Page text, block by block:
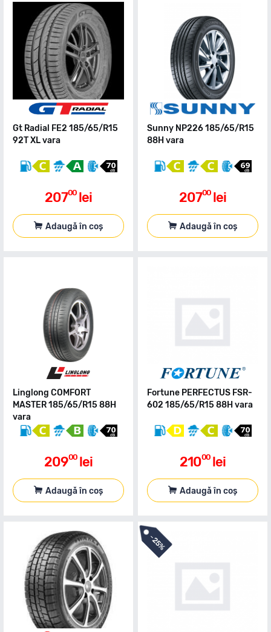
Gt Radial FE2 185/65/R15
92T XL vara
20700 lei
Adaugă în coș
Sunny NP226 185/65/R15
88H vara
20700 lei
Adaugă în coș
Linglong COMFORT
MASTER 185/65/R15 88H
vara
20900 lei
Adaugă în coș
Fortune PERFECTUS FSR-
602 185/65/R15 88H vara
21000 lei
Adaugă în coș
-25%